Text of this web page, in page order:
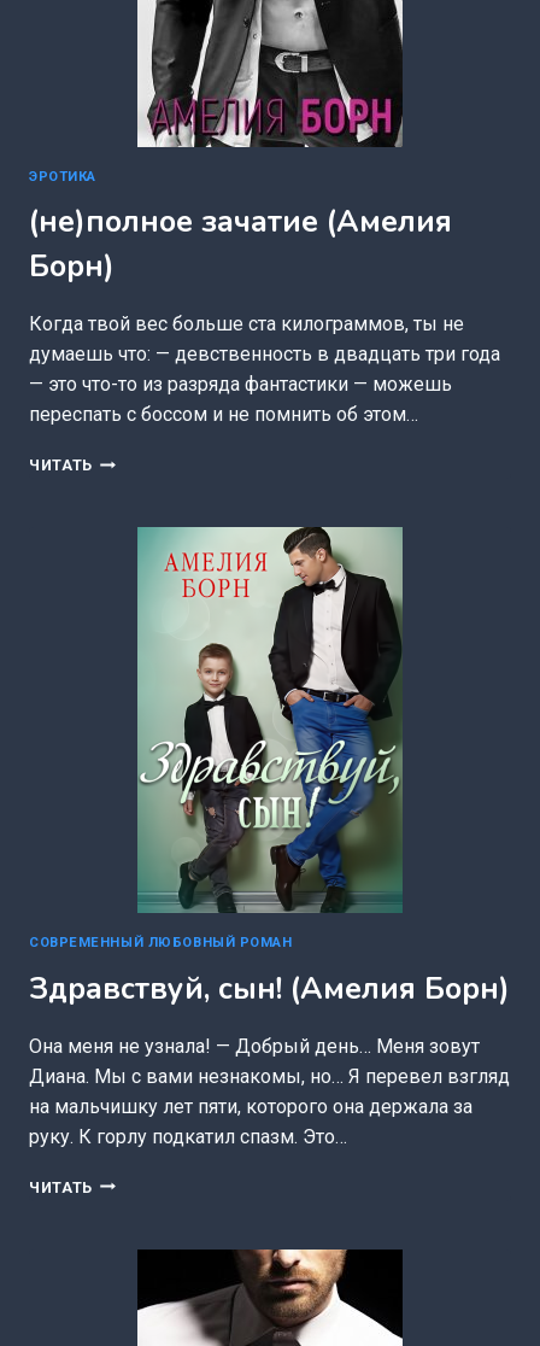
ЭРОТИКА
(не)полное зачатие (Амелия
Борн)
Когда твой вес больше ста килограммов, ты не
думаешь что: — девственность в двадцать три года
— это что-то из разряда фантастики — можешь
переспать с боссом и не помнить об этом…
ЧИТАТЬ (НЕ)ПОЛНОЕ
БОРН)
СОВРЕМЕННЫЙ ЛЮБОВНЫЙ РОМАН
Здравствуй, сын! (Амелия Борн)
Она меня не узнала! — Добрый день… Меня зовут
Диана. Мы с вами незнакомы, но… Я перевел взгляд
на мальчишку лет пяти, которого она держала за
руку. К горлу подкатил спазм. Это…
ЧИТАТЬ ЗДРАВСТВУЙ,
БОРН)